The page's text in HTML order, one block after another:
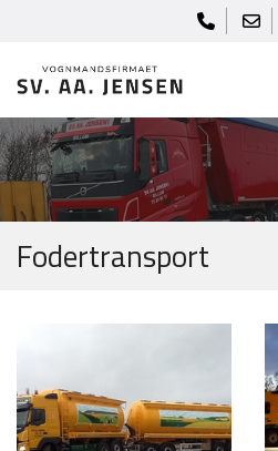
hovedindhold
Fodertransport